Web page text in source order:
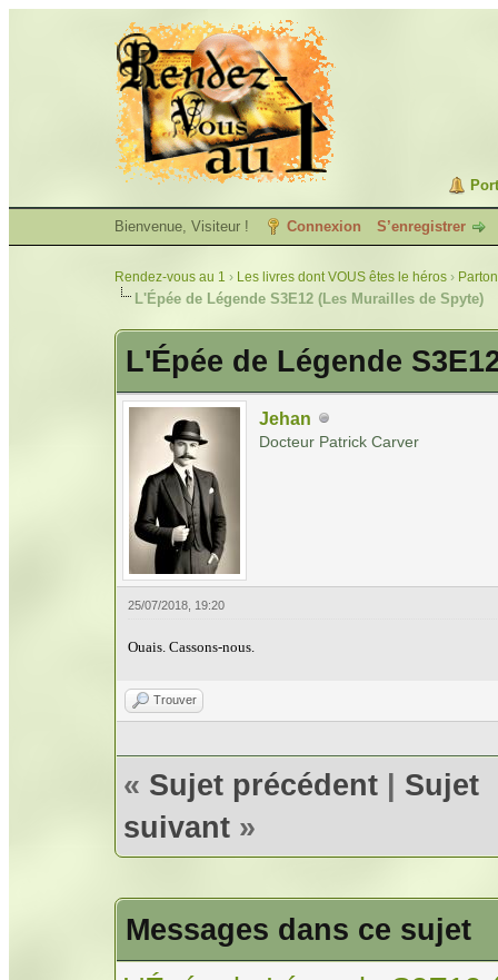
Bienvenue, Visiteur ! Connexion S’enregistrer
Rendez-vous au 1 › Les livres dont VOUS êtes le héros ›
L'Épée de Légende S3E12 (Les Murailles de Spyte)
L'Épée de Légende
Jehan
Docteur Patrick Carver
25/07/2018, 19:20
Ouais. Cassons-nous.
Trouver
« Sujet précédent | Sujet
suivant »
Messages dans ce sujet